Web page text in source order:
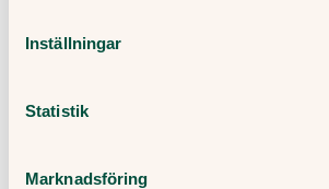
Inställningar
Statistik
Marknadsföring
innehåll är skrivet av